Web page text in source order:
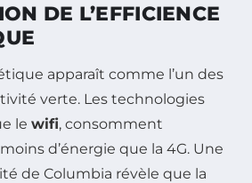
DE L’EFFICIENCE
apparaît comme l’un des
verte. Les technologies
le wifi, consomment
d’énergie que la 4G. Une
de Columbia révèle que la